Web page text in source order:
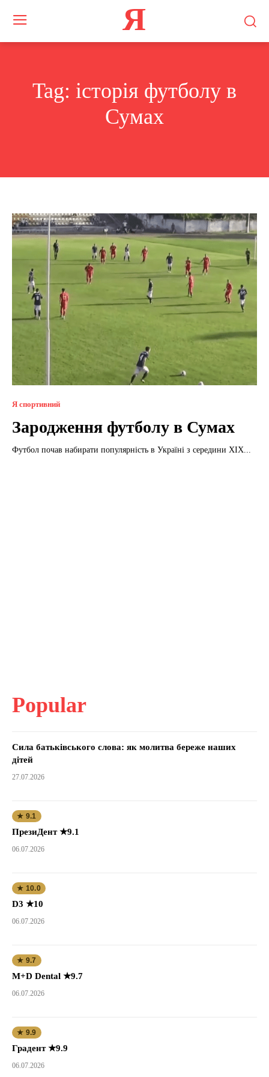
Я
Tag: історія футболу в
Сумах
Я спортивний
Зародження футболу в Сумах
Футбол почав набирати популярність в Україні з середини XIX...
Popular
Сила батьківського слова: як молитва береже наших
дітей
27.07.2026
★ 9.1
ПрезиДент ★9.1
06.07.2026
★ 10.0
D3 ★10
06.07.2026
★ 9.7
M+D Dental ★9.7
06.07.2026
★ 9.9
Градент ★9.9
06.07.2026